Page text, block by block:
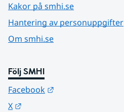
Kakor på smhi.se
Hantering av personuppgifter
Om smhi.se
Följ SMHI
Facebook
X